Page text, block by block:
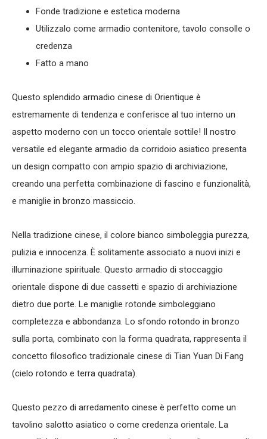
Fonde tradizione e estetica moderna
Utilizzalo come armadio contenitore, tavolo consolle o
credenza
Fatto a mano
Questo splendido armadio cinese di Orientique è
estremamente di tendenza e conferisce al tuo interno un
aspetto moderno con un tocco orientale sottile! Il nostro
versatile ed elegante armadio da corridoio asiatico presenta
un design compatto con ampio spazio di archiviazione,
creando una perfetta combinazione di fascino e funzionalità,
e maniglie in bronzo massiccio.
Nella tradizione cinese, il colore bianco simboleggia purezza,
pulizia e innocenza. È solitamente associato a nuovi inizi e
illuminazione spirituale. Questo armadio di stoccaggio
orientale dispone di due cassetti e spazio di archiviazione
dietro due porte. Le maniglie rotonde simboleggiano
completezza e abbondanza. Lo sfondo rotondo in bronzo
sulla porta, combinato con la forma quadrata, rappresenta il
concetto filosofico tradizionale cinese di Tian Yuan Di Fang
(cielo rotondo e terra quadrata).
Questo pezzo di arredamento cinese è perfetto come un
tavolino salotto asiatico o come credenza orientale. La